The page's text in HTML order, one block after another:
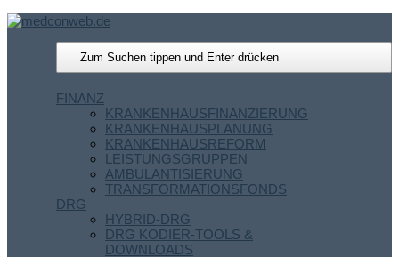
FINANZ
KRANKENHAUSFINANZIERUNG
KRANKENHAUSPLANUNG
KRANKENHAUSREFORM
LEISTUNGSGRUPPEN
AMBULANTISIERUNG
TRANSFORMATIONSFONDS
DRG
HYBRID-DRG
DRG KODIER-TOOLS &
DOWNLOADS